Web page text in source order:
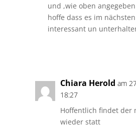
und ,wie oben
hoffe dass es im
interessant un
Chiara Herold am
18:27
Hoffentlich findet der
wieder statt